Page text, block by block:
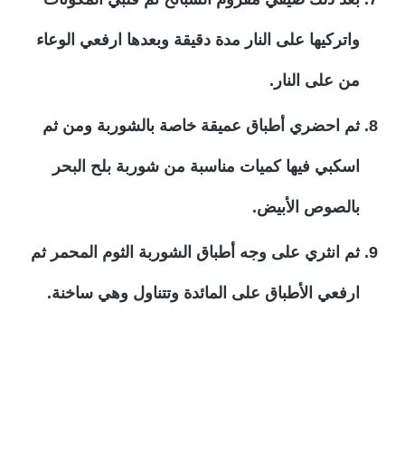
واتركيها على النار مدة دقيقة وبعدها ارفعي الوعاء
من على النار.
ثم احضري أطباق عميقة خاصة بالشوربة ومن ثم
اسكبي فيها كميات مناسبة من شوربة بلح البحر
بالصوص الأبيض.
ثم انثري على وجه أطباق الشوربة الثوم المحمر ثم
ارفعي الأطباق على المائدة وتتناول وهي ساخنة.